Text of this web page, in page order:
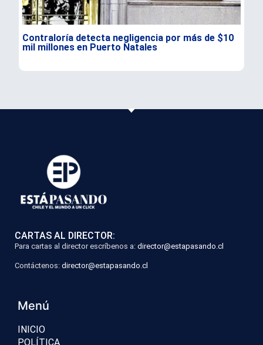
Contraloría detecta negligencia por más de $10
mil millones en Puerto Natales
CARTAS AL DIRECTOR:
Para cartas al director escríbenos a: director@estapasando.cl
Contáctenos: director@estapasando.cl
Menú
INICIO
POLÍTICA